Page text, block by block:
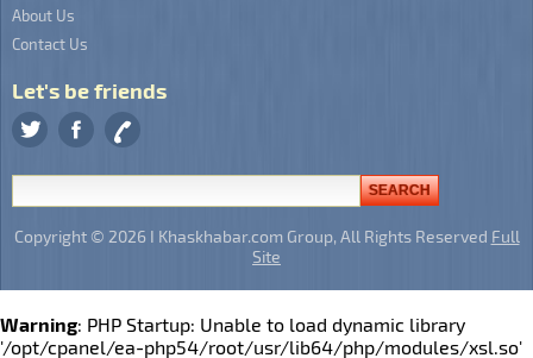
About Us
Contact Us
Let's be friends
Copyright © 2026 I Khaskhabar.com Group, All Rights Reserved Full
Site
Warning: PHP Startup: Unable to load dynamic library
'/opt/cpanel/ea-php54/root/usr/lib64/php/modules/xsl.so'